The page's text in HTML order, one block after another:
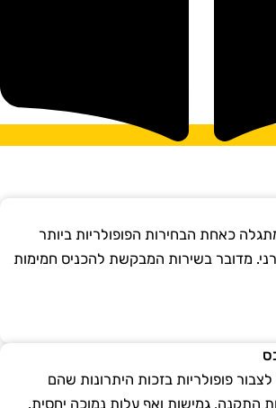
כאחת הבחירות הפופולריות ביותר
מדובר בשירות המבקשת להכניס חמימות
פופולריות בזכות היתרונות שהם
התקנה, גמישות ואף עלות נמוכה יחסית.